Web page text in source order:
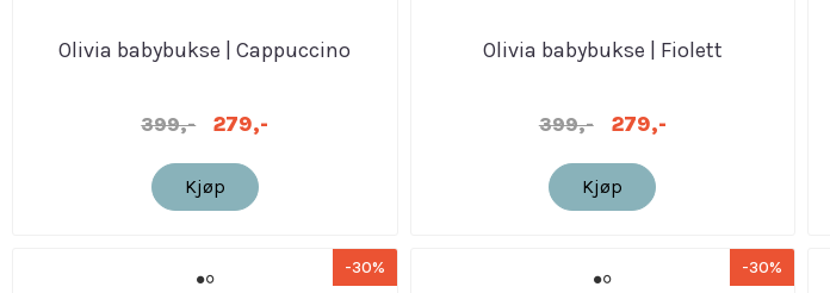
Olivia babybukse | Cappuccino
399,- 279,-
Kjøp
Olivia babybukse | Fiolett
399,- 279,-
Kjøp
-30% -30%